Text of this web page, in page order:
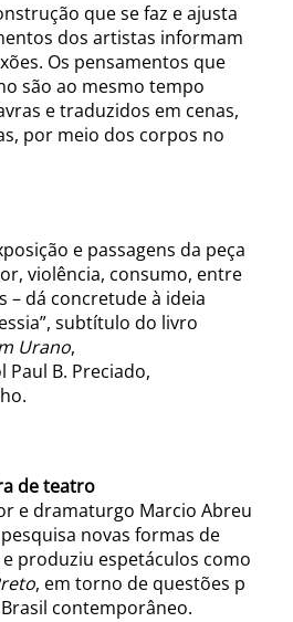
que se faz e ajusta
dos artistas informam
Os pensamentos que
são ao mesmo tempo
e traduzidos em cenas,
por meio dos corpos no
e passagens da peça
violência, consumo, entre
dá concretude à ideia
subtítulo do livro
Urano,
B. Preciado,
de teatro
e dramaturgo Marcio Abreu
novas formas de
produziu espetáculos como
, em torno de questões p
contemporâneo.